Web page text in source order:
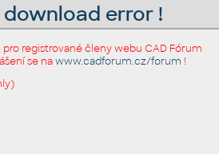
error !
registrované členy webu CAD Fórum
se nawww.cadforum.cz/forum !